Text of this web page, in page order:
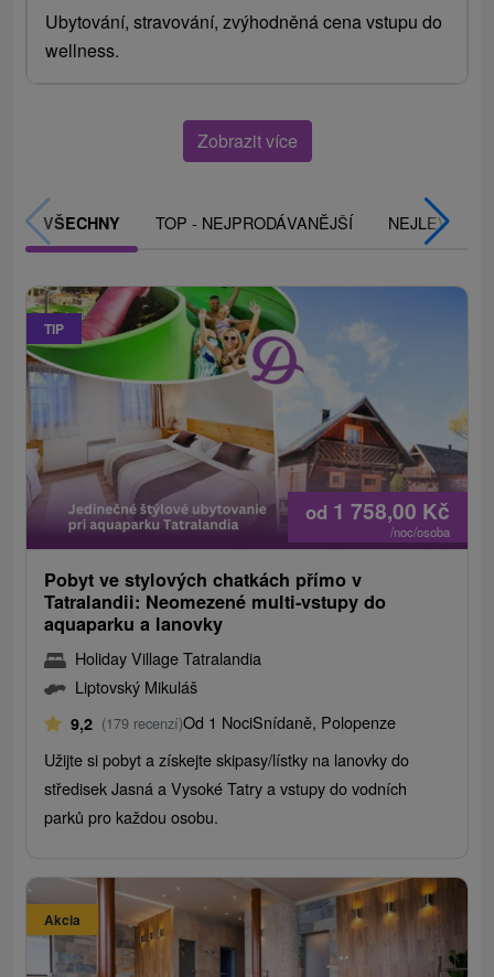
Ubytování, stravování, zvýhodněná cena vstupu do
wellness.
Zobrazit více
VŠECHNY TOP - NEJPRODÁVANĚJŠÍ NEJLEVNĚJŠÍ
TIP
od 1 758,00 Kč
/noc/osoba
Pobyt ve stylových chatkách přímo v
Tatralandii: Neomezené multi-vstupy do
aquaparku a lanovky
Holiday Village Tatralandia
Liptovský Mikuláš
9,2 (179 recenzí)Od 1 NociSnídaně, Polopenze
Užijte si pobyt a získejte skipasy/lístky na lanovky do
středisek Jasná a Vysoké Tatry a vstupy do vodních
parků pro každou osobu.
Akcia